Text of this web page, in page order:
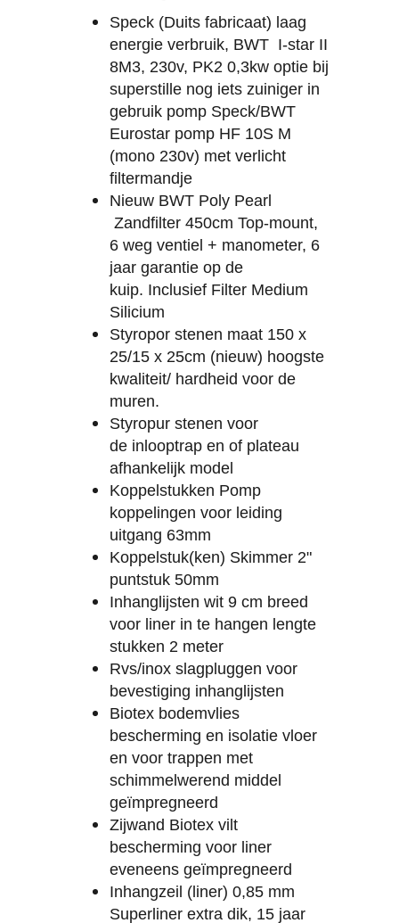
Speck (Duits fabricaat) laag
energie verbruik, BWT I-star II
8M3, 230v, PK2 0,3kw optie bij
superstille nog iets zuiniger in
gebruik pomp Speck/BWT
Eurostar pomp HF 10S M
(mono 230v) met verlicht
filtermandje
Nieuw BWT Poly Pearl
Zandfilter 450cm Top-mount,
6 weg ventiel + manometer, 6
jaar garantie op de
kuip. Inclusief Filter Medium
Silicium
Styropor stenen maat 150 x
25/15 x 25cm (nieuw) hoogste
kwaliteit/ hardheid voor de
muren.
Styropur stenen voor
de inlooptrap en of plateau
afhankelijk model
Koppelstukken Pomp
koppelingen voor leiding
uitgang 63mm
Koppelstuk(ken) Skimmer 2"
puntstuk 50mm
Inhanglijsten wit 9 cm breed
voor liner in te hangen lengte
stukken 2 meter
Rvs/inox slagpluggen voor
bevestiging inhanglijsten
Biotex bodemvlies
bescherming en isolatie vloer
en voor trappen met
schimmelwerend middel
geïmpregneerd
Zijwand Biotex vilt
bescherming voor liner
eveneens geïmpregneerd
Inhangzeil (liner) 0,85 mm
Superliner extra dik, 15 jaar